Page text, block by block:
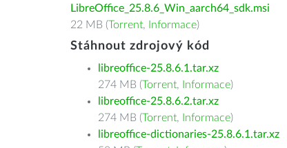
LibreOffice_25.8.6_Win_aarch64_sdk.msi
22 MB (Torrent, Informace)
Stáhnout zdrojový kód
libreoffice-25.8.6.1.tar.xz
274 MB (Torrent, Informace)
libreoffice-25.8.6.2.tar.xz
274 MB (Torrent, Informace)
libreoffice-dictionaries-25.8.6.1.tar.xz